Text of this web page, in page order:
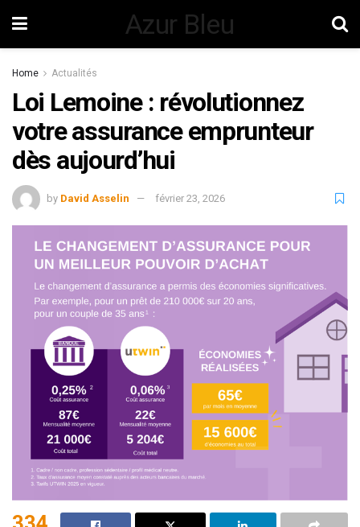
Azur Bleu
Home Actualités
Loi Lemoine : révolutionnez
votre assurance emprunteur
dès aujourd’hui
by David Asselin février 23, 2026